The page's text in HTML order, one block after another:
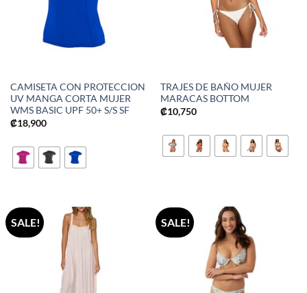
CAMISETA CON PROTECCION
UV MANGA CORTA MUJER
WMS BASIC UPF 50+ S/S SF
₡18,900
TRAJES DE BAÑO MUJER
MARACAS BOTTOM
₡10,750
SALE! SALE!